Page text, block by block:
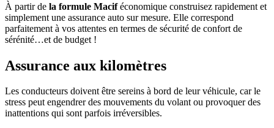
À partir de la formule Maciféconomique construisez rapidement et
simplement une assurance auto sur mesure. Elle correspond
parfaitement à vos attentes en termes de sécurité de confort de
sérénité…et de budget !
Assurance aux kilomètres
Les conducteurs doivent être sereins à bord de leur véhicule, car le
stress peut engendrer des mouvements du volant ou provoquer des
inattentions qui sont parfois irréversibles.